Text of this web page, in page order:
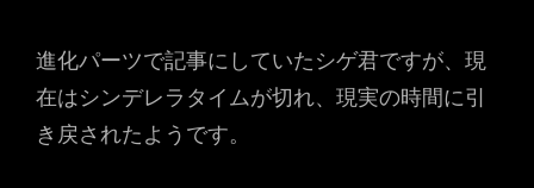
進化パーツで記事にしていたシゲ君ですが、現
在はシンデレラタイムが切れ、現実の時間に引
き戻されたようです。